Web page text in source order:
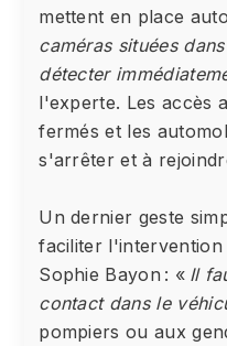
mettent en place
caméras situées
détecter
l'experte. Les accès
fermés et les
s'arrêter et à
Un dernier geste
faciliter l'intervention
Sophie Bayon : « Il
contact dans le
pompiers ou aux